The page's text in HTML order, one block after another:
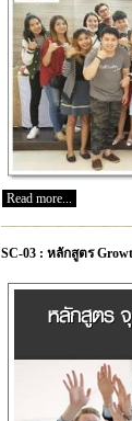
Read more...
SC-03 : หลักสูตร